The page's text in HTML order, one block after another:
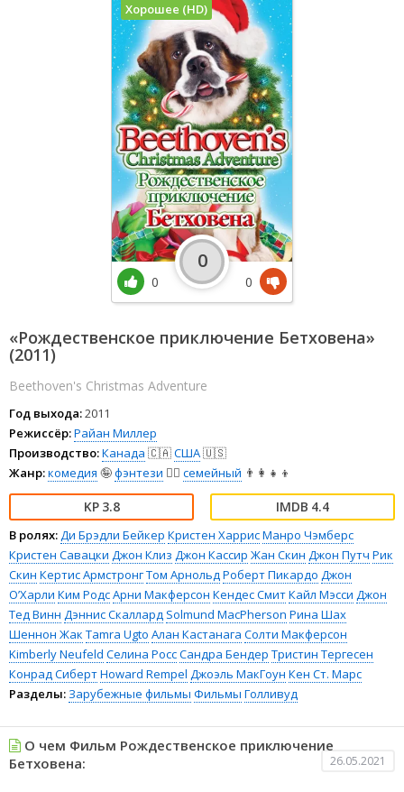
«Рождественское приключение Бетховена»
(2011)
Beethoven's Christmas Adventure
Год выхода:2011
Режиссёр:Райан Миллер
Производство:Канада 🇨🇦США🇺🇸
Жанр:комедия 🤪фэнтези 🧝‍♂️ семейный 👨‍👩‍👧‍👦
3.8 4.4
В ролях:Ди Брэдли Бейкер Кристен ХаррисМанро Чэмберс
Кристен Савацки Джон Клиз Джон Кассир Жан Скин Джон Путч Рик
Скин Кертис АрмстронгТом АрнольдРоберт Пикардо Джон
О’Харли Ким РодсАрни Макферсон Кендес СмитКайл Мэсси Джон
Тед Винн Дэннис Скаллард Solmund MacPherson Рина Шах
Шеннон Жак Tamra Ugto Алан Кастанага Солти Макферсон
Kimberly Neufeld Селина РоссСандра Бендер Тристин Тергесен
Конрад СибертHoward Rempel Джоэль МакГоун Кен Ст. Марс
Разделы: Зарубежные фильмы Фильмы Голливуд
Хорошее (HD)
0
0
0
О чем Фильм Рождественское приключение
Бетховена:
26.05.2021